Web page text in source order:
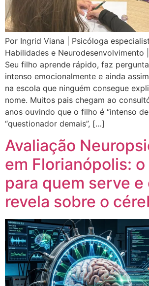
Por Ingrid Viana | Psicóloga
Habilidades e Neurodesenvolvimento
Seu filho aprende rápido, faz
intenso emocionalmente e ainda
na escola que ninguém consegue
nome. Muitos pais chegam ao
anos ouvindo que o filho é “intenso
“questionador demais”, […]
Avaliação
em Florianópolis: o
para quem serve e
revela sobre o